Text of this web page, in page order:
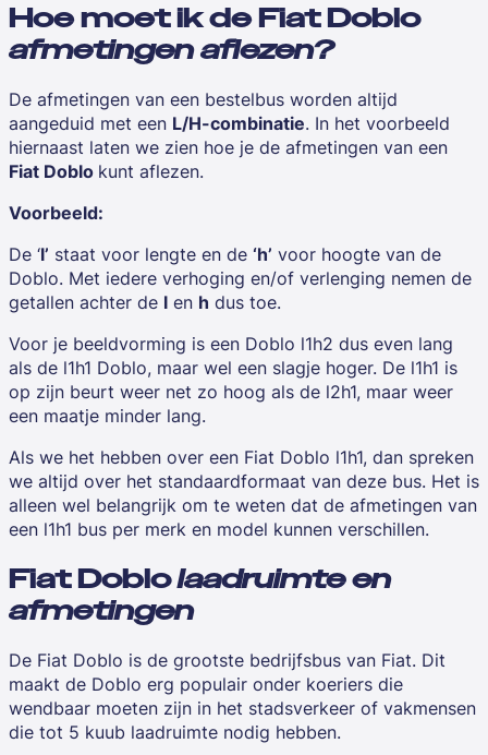
Hoe moet ik de Fiat Doblo
afmetingen aflezen?
De afmetingen van een bestelbus worden altijd
aangeduid met een L/H-combinatie. In het voorbeeld
hiernaast laten we zien hoe je de afmetingen van een
Fiat Doblo kunt aflezen.
Voorbeeld:
De ‘l’ staat voor lengte en de ‘h’ voor hoogte van de
Doblo. Met iedere verhoging en/of verlenging nemen de
getallen achter de l en h dus toe.
Voor je beeldvorming is een Doblo l1h2 dus even lang
als de l1h1 Doblo, maar wel een slagje hoger. De l1h1 is
op zijn beurt weer net zo hoog als de l2h1, maar weer
een maatje minder lang.
Als we het hebben over een Fiat Doblo l1h1, dan spreken
we altijd over het standaardformaat van deze bus. Het is
alleen wel belangrijk om te weten dat de afmetingen van
een l1h1 bus per merk en model kunnen verschillen.
Fiat Doblolaadruimte en
afmetingen
De Fiat Doblo is de grootste bedrijfsbus van Fiat. Dit
maakt de Doblo erg populair onder koeriers die
wendbaar moeten zijn in het stadsverkeer of vakmensen
die tot 5 kuub laadruimte nodig hebben.